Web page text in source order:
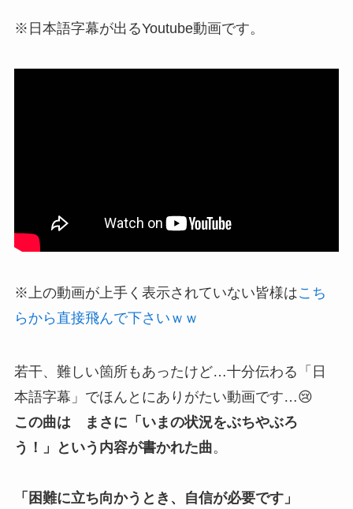
※日本語字幕が出るYoutube動画です。
※上の動画が上手く表示されていない皆様はこち
らから直接飛んで下さいｗｗ
若干、難しい箇所もあったけど…十分伝わる「日
本語字幕」でほんとにありがたい動画です…😢
この曲は まさに「いまの状況をぶちやぶろ
う！」という内容が書かれた曲。
「困難に立ち向かうとき、自信が必要です」